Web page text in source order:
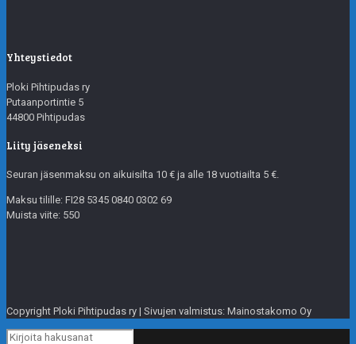
Yhteystiedot
Ploki Pihtipudas ry
Putaanportintie 5
44800 Pihtipudas
Liity jäseneksi
Seuran jäsenmaksu on aikuisilta 10 € ja alle 18 vuotiailta 5 €.
Maksu tilille: FI28 5345 0840 0302 69
Muista viite: 550
Copyright Ploki Pihtipudas ry | Sivujen valmistus: Mainostakomo Oy